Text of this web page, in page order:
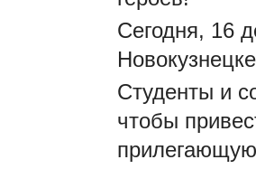
Сегодня, 16
Студенты и
чтобы